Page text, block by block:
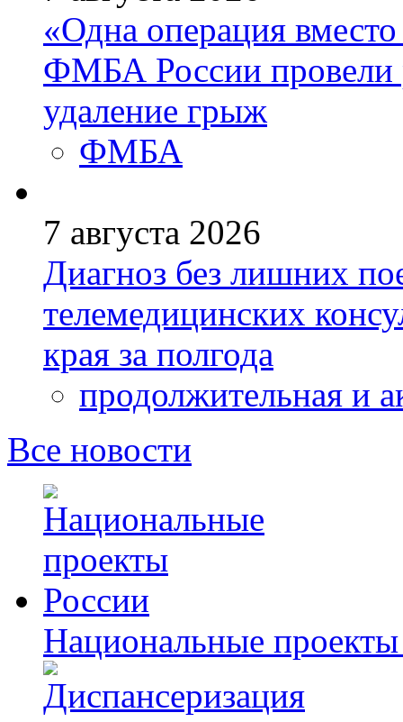
«Одна операция
ФМБА России провели
удаление грыж
ФМБА
7 августа 2026
Диагноз без лишних
телемедицинских
края за полгода
продолжительная и
Все новости
Национальные